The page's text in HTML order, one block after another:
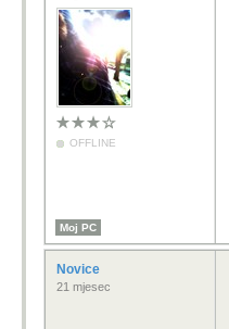
OFFLINE
Moj PC
Novice
21 mjesec